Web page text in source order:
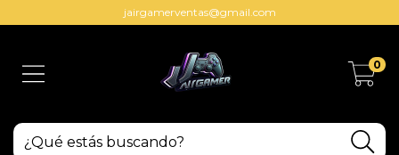
jairgamerventas@gmail.com
0